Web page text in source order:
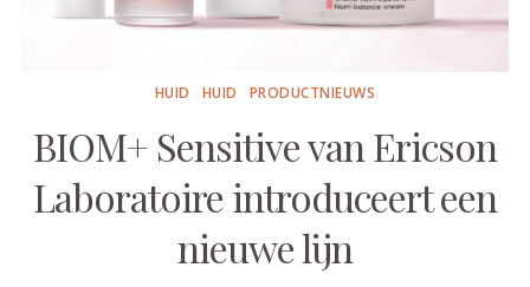
HUID HUID PRODUCTNIEUWS
BIOM+ Sensitive van Ericson
Laboratoire introduceert een
nieuwe lijn